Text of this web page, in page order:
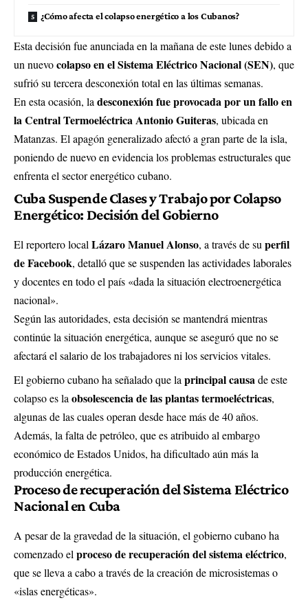
¿Cómo afecta el colapso energético a los Cubanos?
Esta decisión fue anunciada en la mañana de este lunes debido a
un nuevocolapso en el Sistema Eléctrico Nacional (SEN), que
sufrió su tercera desconexión total en las últimas semanas.
En esta ocasión, la desconexión fue provocada por un fallo en
la Central Termoeléctrica Antonio Guiteras, ubicada en
Matanzas. El apagón generalizado afectó a gran parte de la isla,
poniendo de nuevo en evidencia los problemas estructurales que
enfrenta el sector energético cubano.
Cuba Suspende Clases y Trabajo por Colapso
Energético: Decisión del Gobierno
El reportero local Lázaro Manuel Alonso, a través de su perfil
de Facebook, detalló que se suspenden las actividades laborales
y docentes en todo el país «dada la situación electroenergética
nacional».
Según las autoridades, esta decisión se mantendrá mientras
continúe la situación energética, aunque se aseguró que no se
afectará el salario de los trabajadores ni los servicios vitales.
El gobierno cubano ha señalado que la principal causade este
colapso es la obsolescencia de las plantas termoeléctricas,
algunas de las cuales operan desde hace más de 40 años.
Además, la falta de petróleo, que es atribuido al embargo
económico de Estados Unidos, ha dificultado aún más la
producción energética.
Proceso de recuperación del Sistema Eléctrico
Nacional en Cuba
A pesar de la gravedad de la situación, el gobierno cubano ha
comenzado el proceso de recuperación del sistema eléctrico,
que se lleva a cabo a través de la creación de microsistemas o
«islas energéticas».